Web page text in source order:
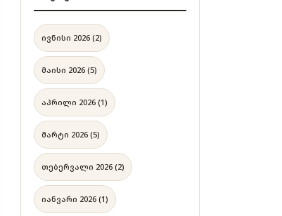
ივნისი 2026 (2)
მაისი 2026 (5)
აპრილი 2026 (1)
მარტი 2026 (5)
თებერვალი 2026 (2)
იანვარი 2026 (1)